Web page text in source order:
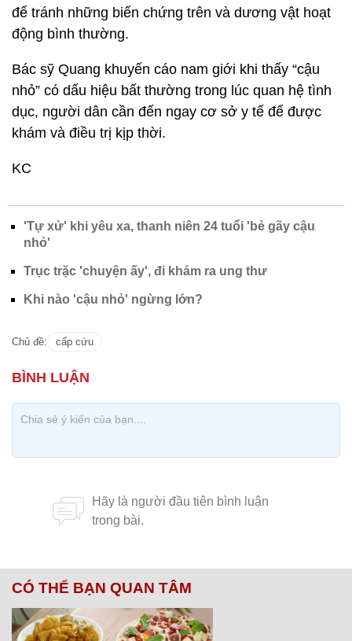
để tránh những biến chứng trên và dương vật hoạt
động bình thường.
Bác sỹ Quang khuyến cáo nam giới khi thấy “cậu
nhỏ” có dấu hiệu bất thường trong lúc quan hệ tình
dục, người dân cần đến ngay cơ sở y tế để được
khám và điều trị kịp thời.
KC
'Tự xử' khi yêu xa, thanh niên 24 tuổi 'bẻ gãy cậu
nhỏ'
Trục trặc 'chuyện ấy', đi khám ra ung thư
Khi nào 'cậu nhỏ' ngừng lớn?
Chủ đề: cấp cứu
CÓ THỂ BẠN QUAN TÂM